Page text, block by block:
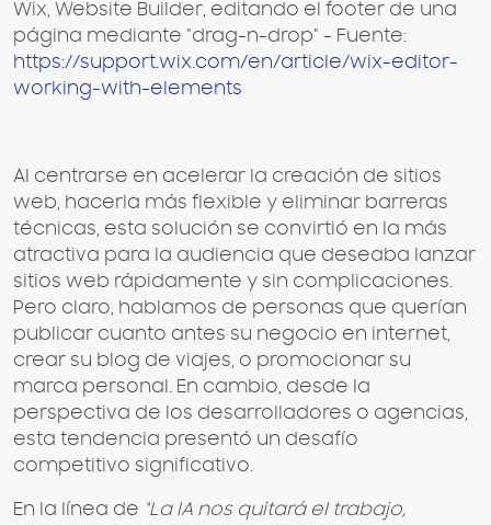
Wix, Website Builder, editando el footer de una
página mediante “drag-n-drop” - Fuente:
https://support.wix.com/en/article/wix-editor-
working-with-elements
Al centrarse en acelerar la creación de sitios
web, hacerla más flexible y eliminar barreras
técnicas, esta solución se convirtió en la más
atractiva para la audiencia que deseaba lanzar
sitios web rápidamente y sin complicaciones.
Pero claro, hablamos de personas que querían
publicar cuanto antes su negocio en internet,
crear su blog de viajes, o promocionar su
marca personal. En cambio, desde la
perspectiva de los desarrolladores o agencias,
esta tendencia presentó un desafío
competitivo significativo.
En la línea de “La IA nos quitará el trabajo,